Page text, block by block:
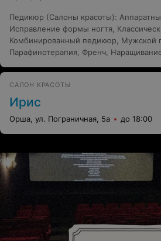
Педикюр (Салоны красоты):
Исправление формы ногтя
Комбинированный педикюр
Мужской
Парафинотерапия Френч
САЛОН КРАСОТЫ
Ирис
Орша, ул. Пограничная, 5а до 18:00